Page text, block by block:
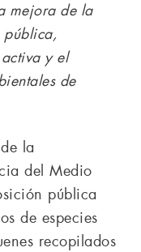
mejora de la
y el
de
la
del Medio
pública
de especies
recopilados